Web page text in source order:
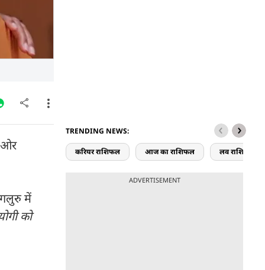
ओर
में
को
TRENDING NEWS:
करियर राशिफल आज का राशिफल लव राशिफल
ADVERTISEMENT